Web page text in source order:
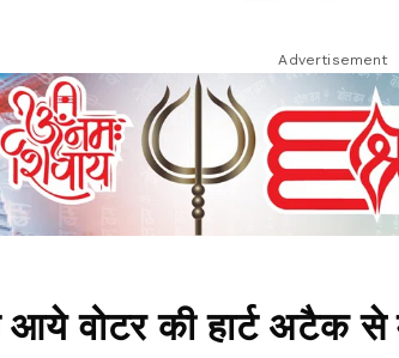
Advertisement
वोटर की हार्ट अटैक से